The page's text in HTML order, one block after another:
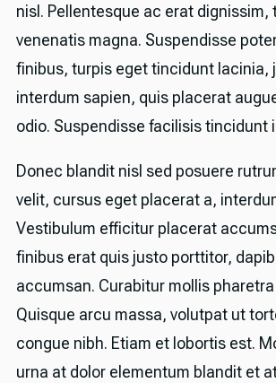
nisl. Pellentesque ac erat dignissim,
venenatis magna. Suspendisse
finibus, turpis eget tincidunt lacinia,
interdum sapien, quis placerat
odio. Suspendisse facilisis tincidunt
Donec blandit nisl sed posuere
velit, cursus eget placerat a,
Vestibulum efficitur placerat
finibus erat quis justo porttitor,
accumsan. Curabitur mollis
Quisque arcu massa, volutpat ut
congue nibh. Etiam et lobortis est.
urna at dolor elementum blandit et